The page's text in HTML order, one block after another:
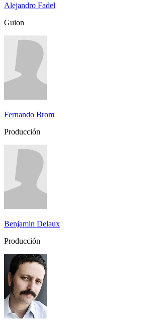
Alejandro Fadel
Guion
Fernando Brom
Producción
Benjamin Delaux
Producción